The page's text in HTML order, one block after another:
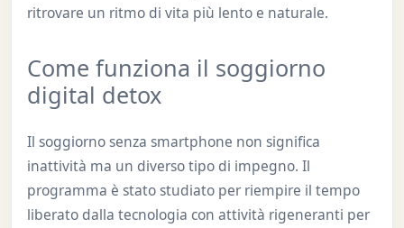
ritrovare un ritmo di vita più lento e naturale.
Come funziona il soggiorno
digital detox
Il soggiorno senza smartphone non significa
inattività ma un diverso tipo di impegno. Il
programma è stato studiato per riempire il tempo
liberato dalla tecnologia con attività rigeneranti per